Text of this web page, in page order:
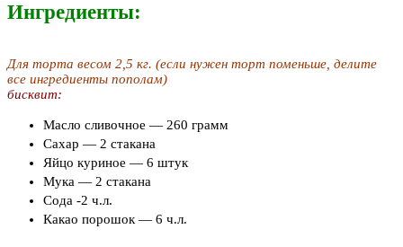
Ингредиенты:
Для торта весом 2,5 кг. (если нужен торт поменьше, делите
все ингредиенты пополам)
бисквит:
Масло сливочное — 260 грамм
Сахар — 2 стакана
Яйцо куриное — 6 штук
Мука — 2 стакана
Сода -2 ч.л.
Какао порошок — 6 ч.л.